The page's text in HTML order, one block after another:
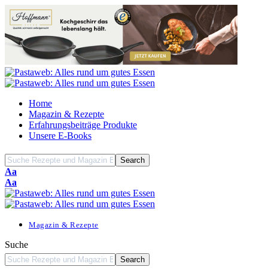
Home
Magazin & Rezepte
Erfahrungsbeiträge Produkte
Unsere E-Books
Font
Resizer
Aa
Font
Resizer
Aa
Magazin & Rezepte
Suche